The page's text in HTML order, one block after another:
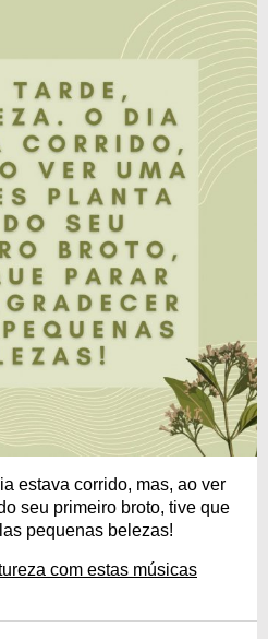
estava corrido, mas, ao ver
seu primeiro broto, tive que
pequenas belezas!
com estas músicas